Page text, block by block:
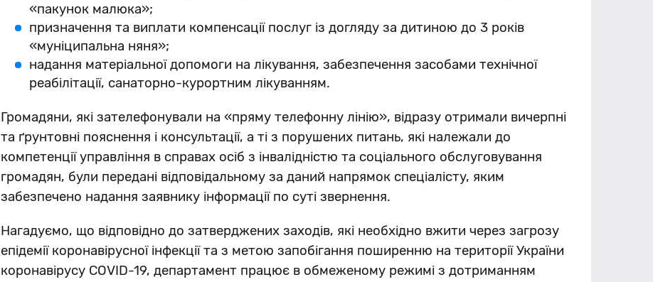
«пакунок малюка»;
призначення та виплати компенсації послуг із догляду за дитиною до 3 років
«муніципальна няня»;
надання матеріальної допомоги на лікування, забезпечення засобами технічної
реабілітації, санаторно-курортним лікуванням.
Громадяни, які зателефонували на «пряму телефонну лінію», відразу отримали вичерпні
та ґрунтовні пояснення і консультації, а ті з порушених питань, які належали до
компетенції управління в справах осіб з інвалідністю та соціального обслуговування
громадян, були передані відповідальному за даний напрямок спеціалісту, яким
забезпечено надання заявнику інформації по суті звернення.
Нагадуємо, що відповідно до затверджених заходів, які необхідно вжити через загрозу
епідемії коронавірусної інфекції та з метою запобігання поширенню на території України
коронавірусу COVID-19, департамент працює в обмеженому режимі з дотриманням